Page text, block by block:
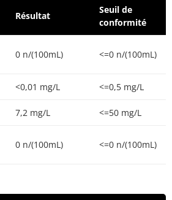
Résultat
Seuil de
conformité
0 n/(100mL) <=0 n/(100mL)
<0,01 mg/L <=0,5 mg/L
7,2 mg/L <=50 mg/L
0 n/(100mL) <=0 n/(100mL)